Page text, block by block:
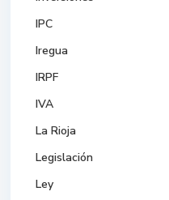
IPC
Iregua
IRPF
IVA
La Rioja
Legislación
Ley